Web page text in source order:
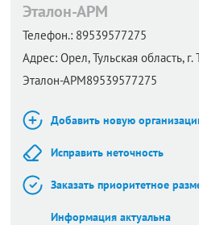
Эталон-АРМ
Телефон.: 89539577275
Адрес: Орел,Тульская область,
Эталон-АРМ89539577275
Добавить новую
Исправить неточность
Заказать приоритетное
Информация актуальна